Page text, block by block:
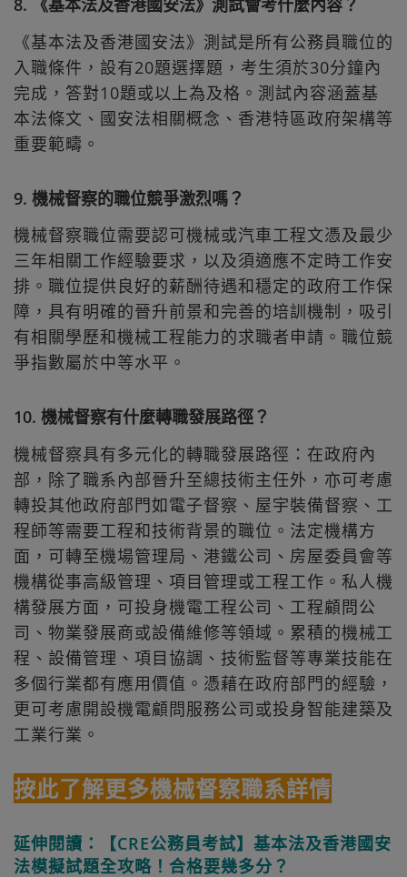
8. 《基本法及香港國安法》測試會考什麼內容？
《基本法及香港國安法》測試是所有公務員職位的
入職條件，設有20題選擇題，考生須於30分鐘內
完成，答對10題或以上為及格。測試內容涵蓋基
本法條文、國安法相關概念、香港特區政府架構等
重要範疇。
9. 機械督察的職位競爭激烈嗎？
機械督察職位需要認可機械或汽車工程文憑及最少
三年相關工作經驗要求，以及須適應不定時工作安
排。職位提供良好的薪酬待遇和穩定的政府工作保
障，具有明確的晉升前景和完善的培訓機制，吸引
有相關學歷和機械工程能力的求職者申請。職位競
爭指數屬於中等水平。
10. 機械督察有什麼轉職發展路徑？
機械督察具有多元化的轉職發展路徑：在政府內
部，除了職系內部晉升至總技術主任外，亦可考慮
轉投其他政府部門如電子督察、屋宇裝備督察、工
程師等需要工程和技術背景的職位。法定機構方
面，可轉至機場管理局、港鐵公司、房屋委員會等
機構從事高級管理、項目管理或工程工作。私人機
構發展方面，可投身機電工程公司、工程顧問公
司、物業發展商或設備維修等領域。累積的機械工
程、設備管理、項目協調、技術監督等專業技能在
多個行業都有應用價值。憑藉在政府部門的經驗，
更可考慮開設機電顧問服務公司或投身智能建築及
工業行業。
按此了解更多機械督察職系詳情
延伸閱讀：【CRE公務員考試】基本法及香港國安
法模擬試題全攻略！合格要幾多分？